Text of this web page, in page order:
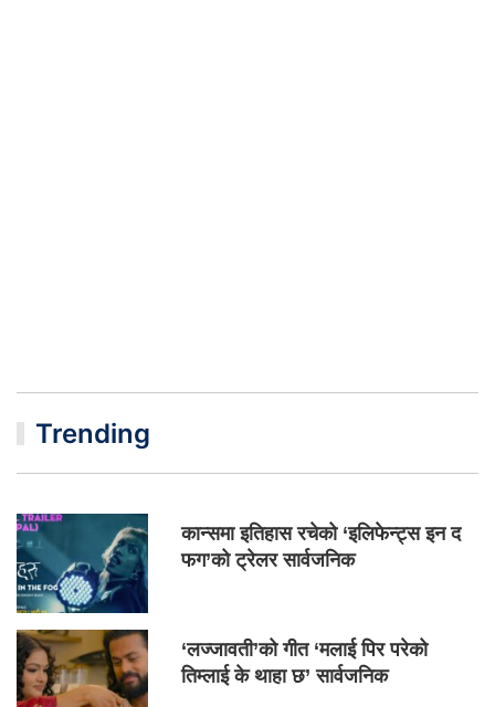
Trending
कान्समा इतिहास रचेको ‘इलिफेन्ट्स इन द
फग’को ट्रेलर सार्वजनिक
‘लज्जावती’को गीत ‘मलाई पिर परेको
तिम्लाई के थाहा छ’ सार्वजनिक